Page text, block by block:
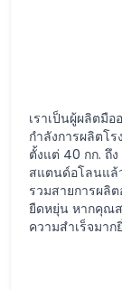
เราเป็นผู้ผลิตมื
กำลังการผลิตโ
ตั้งแต่ 40 กก. ถึ
สแตนด์อโลนแล้
รวมสายการผลิ
ยืดหยุ่น หากคุณ
ความสำเร็จมา